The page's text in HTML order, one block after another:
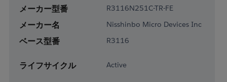
メーカー型番 R3116N251C-TR-FE
メーカー名 Nisshinbo Micro Devices Inc
ベース型番 R3116
ライフサイクル Active